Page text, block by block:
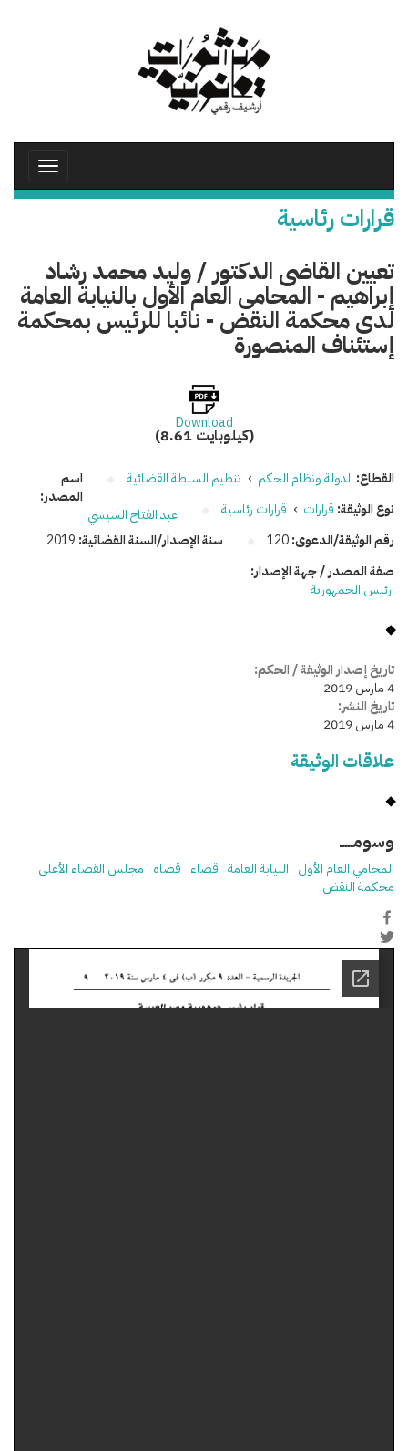
Toggle
قرارات رئاسية
تعيين القاضى الدكتور / وليد محمد رشاد
إبراهيم - المحامى العام الأول بالنيابة العامة
لدى محكمة النقض - نائبا للرئيس بمحكمة
إستئناف المنصورة
Download
(8.61 كيلوبايت)
القطاع: الدولة ونظام الحكم › تنظيم السلطة القضائية
نوع الوثيقة: قرارات › قرارات رئاسية
رقم الوثيقة/الدعوى:120 سنة الإصدار/السنة القضائية: 2019
اسم
المصدر:
عبد الفتاح السيسي
صفة المصدر / جهة الإصدار:
رئيس الجمهورية
تاريخ إصدار الوثيقة / الحكم:
4 مارس 2019
تاريخ النشر:
4 مارس 2019
علاقات الوثيقة
وسومـــــ
المحامي العام الأول النيابة العامة قضاء قضاة مجلس القضاء الأعلى
محكمة النقض